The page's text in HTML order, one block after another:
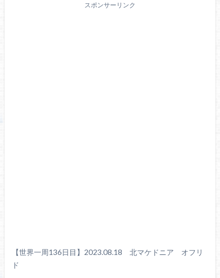
スポンサーリンク
【世界一周136日目】2023.08.18 北マケドニア オフリ
ド